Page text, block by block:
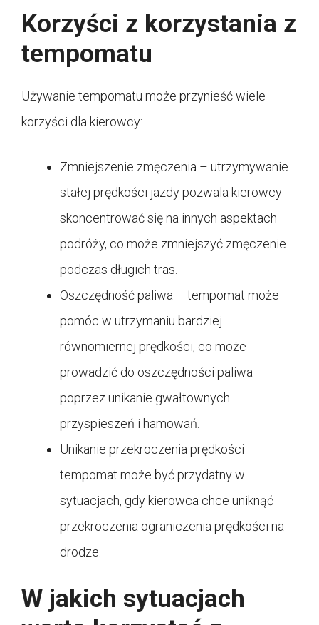
Korzyści z korzystania z
tempomatu
Używanie tempomatu może przynieść wiele
korzyści dla kierowcy:
Zmniejszenie zmęczenia – utrzymywanie
stałej prędkości jazdy pozwala kierowcy
skoncentrować się na innych aspektach
podróży, co może zmniejszyć zmęczenie
podczas długich tras.
Oszczędność paliwa – tempomat może
pomóc w utrzymaniu bardziej
równomiernej prędkości, co może
prowadzić do oszczędności paliwa
poprzez unikanie gwałtownych
przyspieszeń i hamowań.
Unikanie przekroczenia prędkości –
tempomat może być przydatny w
sytuacjach, gdy kierowca chce uniknąć
przekroczenia ograniczenia prędkości na
drodze.
W jakich sytuacjach